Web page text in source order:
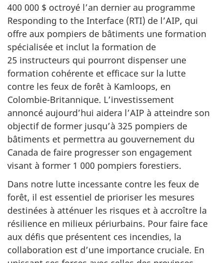
400 000 $ octroyé l’an dernier au programme
Responding to the Interface (RTI) de l’AIP, qui
offre aux pompiers de bâtiments une formation
spécialisée et inclut la formation de
25 instructeurs qui pourront dispenser une
formation cohérente et efficace sur la lutte
contre les feux de forêt à Kamloops, en
Colombie-Britannique. L’investissement
annoncé aujourd’hui aidera l’AIP à atteindre son
objectif de former jusqu’à 325 pompiers de
bâtiments et permettra au gouvernement du
Canada de faire progresser son engagement
visant à former 1 000 pompiers forestiers.
Dans notre lutte incessante contre les feux de
forêt, il est essentiel de prioriser les mesures
destinées à atténuer les risques et à accroître la
résilience en milieux périurbains. Pour faire face
aux défis que présentent ces incendies, la
collaboration est d’une importance cruciale. En